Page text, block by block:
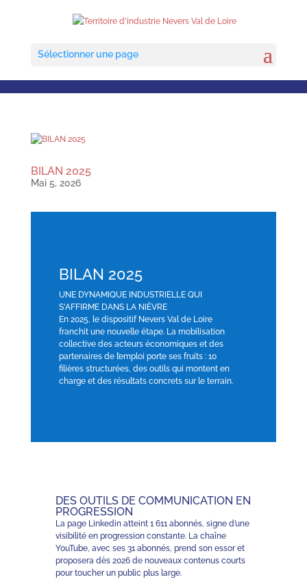
Sélectionner une page
BILAN 2025
Mai 5, 2026
BILAN 2025
UNE DYNAMIQUE INDUSTRIELLE QUI
S'AFFIRME DANS LA NIÈVRE
En 2025, le dispositif Nevers Val de Loire
franchit une nouvelle étape. La mobilisation
collective des acteurs économiques et des
partenaires de l’emploi porte ses fruits : 10
filières structurées, des outils qui montent en
charge et des résultats concrets sur le terrain.
DES OUTILS DE COMMUNICATION EN
PROGRESSION
La page Linkedin atteint 1 611 abonnés, signe d’une
visibilité en progression constante. La chaîne
YouTube, avec ses 31 abonnés, prend son essor et
proposera dès 2026 de nouveaux contenus courts
pour toucher un public plus large.